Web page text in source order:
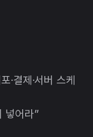
결제·서버 스케
넣어라”